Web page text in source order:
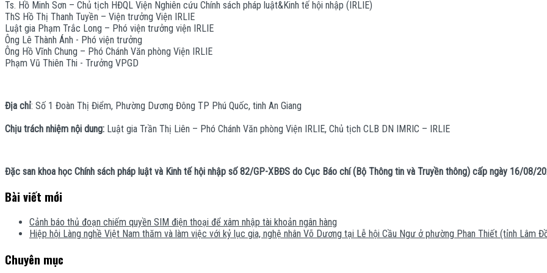
Ts. Hồ Minh Sơn – Chủ tịch HĐQL Viện Nghiên cứu Chính sách pháp luật&Kinh tế hội nhập (IRLIE)
ThS Hồ Thị Thanh Tuyền – Viện trưởng Viện IRLIE
Luật gia Phạm Trắc Long – Phó viện trưởng viện IRLIE
Ông Lê Thành Ánh - Phó viện trưởng
Ông Hồ Vĩnh Chung – Phó Chánh Văn phòng Viện IRLIE
Phạm Vũ Thiên Thi - Trưởng VPGD
Địa chỉ: Số 1 Đoàn Thị Điểm, Phường Dương Đông TP Phú Quốc, tinh An Giang
Chịu trách nhiệm nội dung: Luật gia Trần Thị Liên – Phó Chánh Văn phòng Viện IRLIE, Chủ tịch CLB DN IMRIC – IRLIE
Đặc san khoa học Chính sách pháp luật và Kinh tế hội nhập số 82/GP-XBĐS do Cục Báo chí (Bộ Thông tin và Truyền thông) cấp ngày 16/08/
Bài viết mới
Cảnh báo thủ đoạn chiếm quyền SIM điện thoại để xâm nhập tài khoản ngân hàng
Hiệp hội Làng nghề Việt Nam thăm và làm việc với kỷ lục gia, nghệ nhân Võ Dương tại Lễ hội Cầu Ngư ở phường Phan Thiết (tỉnh Lâm
Chuyên mục